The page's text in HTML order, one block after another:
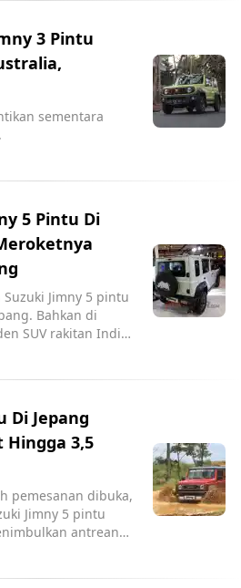
3 Pintu
sementara
5 Pintu Di
Jimny 5 pintu
Bahkan di
SUV rakitan India
Di Jepang
3,5
pemesanan dibuka,
Jimny 5 pintu
antrean